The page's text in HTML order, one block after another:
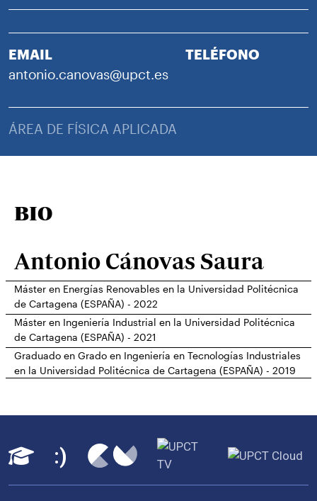
EMAIL
antonio.canovas@upct.es
TELÉFONO
ÁREA DE FÍSICA APLICADA
BIO
Antonio Cánovas Saura
Máster en Energías Renovables en la Universidad Politécnica
de Cartagena (ESPAÑA) - 2022
Máster en Ingeniería Industrial en la Universidad Politécnica
de Cartagena (ESPAÑA) - 2021
Graduado en Grado en Ingeniería en Tecnologías Industriales
en la Universidad Politécnica de Cartagena (ESPAÑA) - 2019